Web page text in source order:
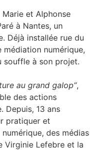
Marie et Alphonse
à Nantes, un
Déjà installée rue du
médiation numérique,
souffle à son projet.
au grand galop”,
des actions
Depuis, 13 ans
pratiquer et
des médias
Virginie Lefebre et la